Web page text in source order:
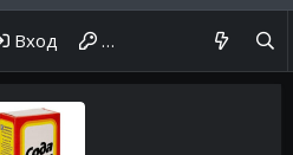
Вход Регистрация